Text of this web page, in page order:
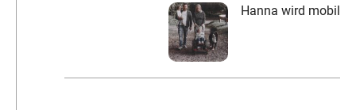
Hanna wird mobil